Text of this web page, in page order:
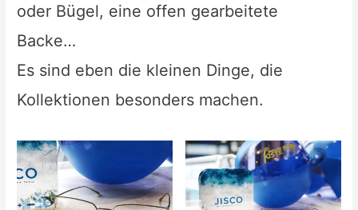
oder Bügel, eine offen gearbeitete
Backe…
Es sind eben die kleinen Dinge, die
Kollektionen besonders machen.